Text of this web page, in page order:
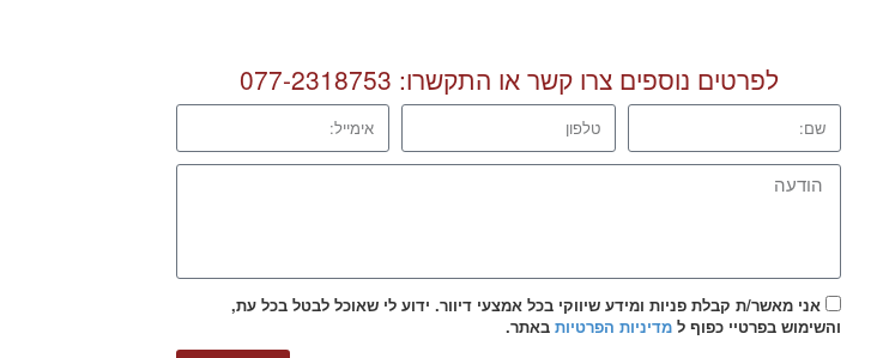
לפרטים נוספים צרו קשר או התקשרו: 077-2318753
אני מאשר/ת קבלת פניות ומידע שיווקי בכל אמצעי דיוור. ידוע לי שאוכל לבטל בכל עת,
והשימוש בפרטיי כפוף ל מדיניות הפרטיות באתר.